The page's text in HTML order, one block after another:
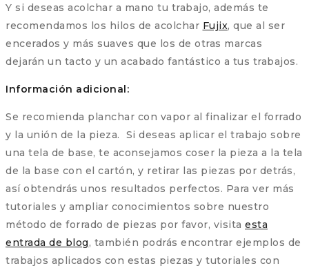
Y si deseas acolchar a mano tu trabajo, además te
recomendamos los hilos de acolchar Fujix, que al ser
encerados y más suaves que los de otras marcas
dejarán un tacto y un acabado fantástico a tus trabajos.
Información adicional:
Se recomienda planchar con vapor al finalizar el forrado
y la unión de la pieza. Si deseas aplicar el trabajo sobre
una tela de base, te aconsejamos coser la pieza a la tela
de la base con el cartón, y retirar las piezas por detrás,
así obtendrás unos resultados perfectos. Para ver más
tutoriales y ampliar conocimientos sobre nuestro
método de forrado de piezas por favor, visita esta
entrada de blog, también podrás encontrar ejemplos de
trabajos aplicados con estas piezas y tutoriales con